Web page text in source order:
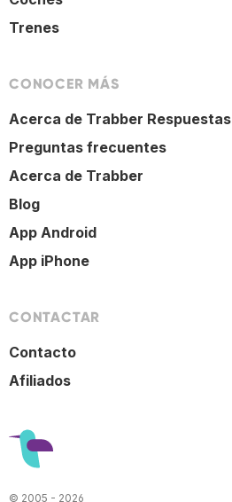
Trenes
CONOCER MÁS
Acerca de Trabber Respuestas
Preguntas frecuentes
Acerca de Trabber
Blog
App Android
App iPhone
CONTACTAR
Contacto
Afiliados
© 2005 - 2026